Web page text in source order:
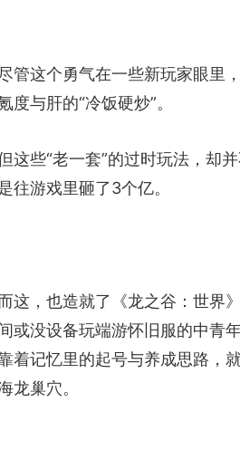
管这个勇气在一些新玩家眼里
度与肝的“冷饭硬炒”。
这些“老一套”的过时玩法，却
往游戏里砸了3个亿。
这，也造就了《龙之谷：世
或没设备玩端游怀旧服的中青
着记忆里的起号与养成思路，
龙巢穴。